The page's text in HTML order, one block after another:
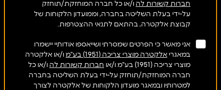
חברות קשורות לה ו/או כל חברה המוחזקת/תוחזק
על-ידי בעלת השליטה בחברה, וממועדון הלקוחות של
קבוצת אלקטרה, בהתאם לתנאי ההצטרפות.
אני מאשר כי הפרטים שמסרתי ושייאספו אודותיי יישמרו
במאגרי אלקטרה מוצרי צריכה (1951) בע"מ
ו/או אלקטרה
מוצרי צריכה (1951) בע"מ ו/או
חברות קשורות לה ו/או כל
חברה המוחזקת/תוחזק על-ידי בעלת השליטה בחברה
למטרותיו ובמאגר מועדון הלקוחות של אלקטרה לצורך